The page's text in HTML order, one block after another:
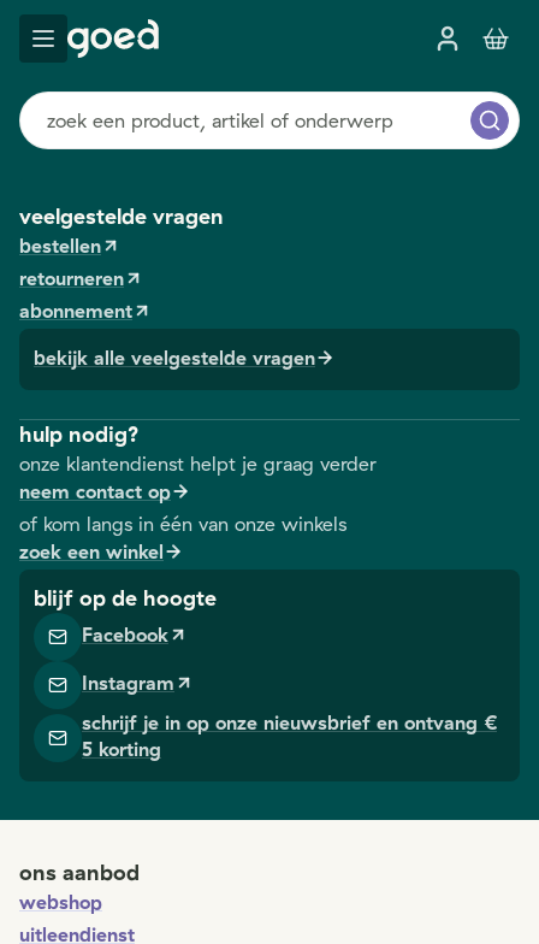
veelgestelde vragen
bestellen
retourneren
abonnement
bekijk alle veelgestelde vragen
hulp nodig?
onze klantendienst helpt je graag verder
neem contact op
of kom langs in één van onze winkels
zoek een winkel
blijf op de hoogte
Facebook
Instagram
schrijf je in op onze nieuwsbrief en ontvang €
5 korting
ons aanbod
webshop
uitleendienst